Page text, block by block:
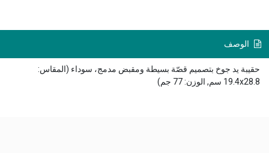
الوصف
حقيبة يد جوخ بتصميم قصّة بسيطة ومقبض مدمج، سوداء (المقاس:
19.4x28.8 سم, الوزن: 77 جم)